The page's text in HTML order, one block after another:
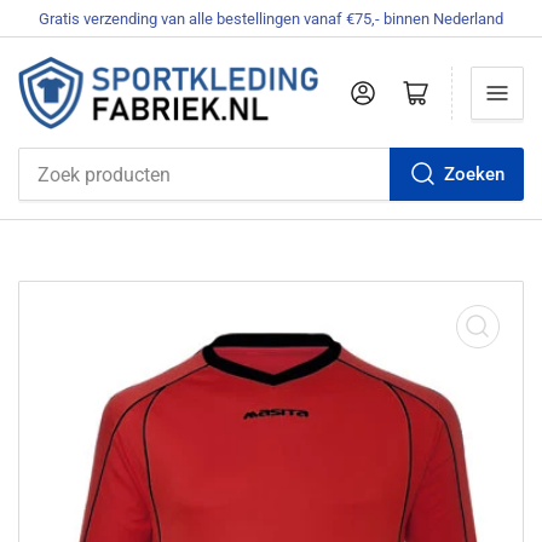
Gratis verzending van alle bestellingen vanaf €75,- binnen Nederland
Zoeken
AanmeldenMini-winkelwagen openen